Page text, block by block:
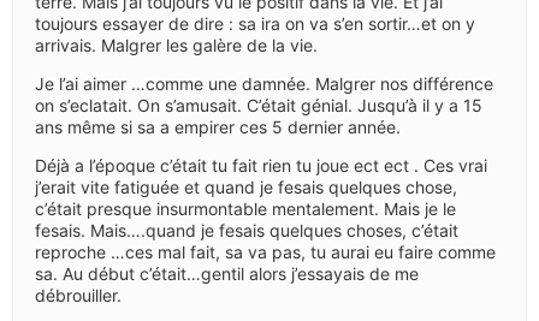
toujours essayer de dire : sa ira on va s’en sortir…et on y
arrivais. Malgrer les galère de la vie.
Je l’ai aimer …comme une damnée. Malgrer nos différence
on s’eclatait. On s’amusait. C’était génial. Jusqu’à il y a 15
ans même si sa a empirer ces 5 dernier année.
Déjà a l’époque c’était tu fait rien tu joue ect ect . Ces vrai
j’erait vite fatiguée et quand je fesais quelques chose,
c’était presque insurmontable mentalement. Mais je le
fesais. Mais….quand je fesais quelques choses, c’était
reproche …ces mal fait, sa va pas, tu aurai eu faire comme
sa. Au début c’était…gentil alors j’essayais de me
débrouiller.